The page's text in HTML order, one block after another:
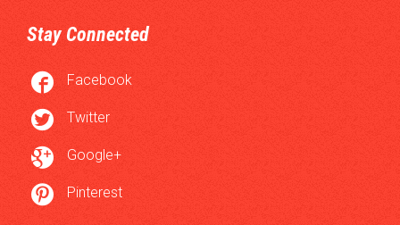
Stay Connected
 Facebook
 Twitter
 Google+
 Pinterest